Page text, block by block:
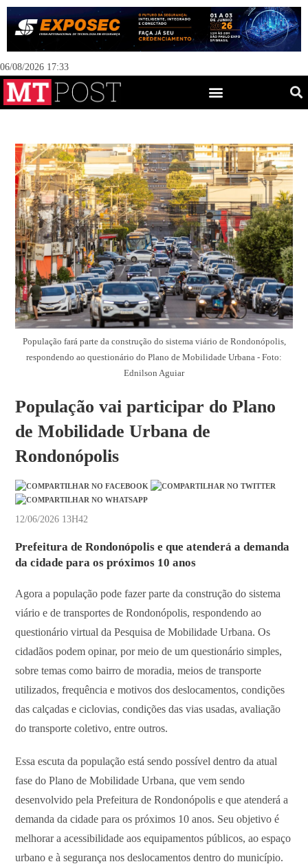
06/08/2026 17:33
População fará parte da construção do sistema viário de Rondonópolis,
respondendo ao questionário do Plano de Mobilidade Urbana - Foto:
Ednilson Aguiar
População vai participar do Plano
de Mobilidade Urbana de
Rondonópolis
12/06/2026 13H42
Prefeitura de Rondonópolis e que atenderá a demanda
da cidade para os próximos 10 anos
Agora a população pode fazer parte da construção do sistema
viário e de transportes de Rondonópolis, respondendo ao
questionário virtual da Pesquisa de Mobilidade Urbana. Os
cidadãos podem opinar, por meio de um questionário simples,
sobre temas como bairro de moradia, meios de transporte
utilizados, frequência e motivos dos deslocamentos, condições
das calçadas e ciclovias, condições das vias usadas, avaliação
do transporte coletivo, entre outros.
Essa escuta da população está sendo possível dentro da atual
fase do Plano de Mobilidade Urbana, que vem sendo
desenvolvido pela Prefeitura de Rondonópolis e que atenderá a
demanda da cidade para os próximos 10 anos. Seu objetivo é
melhorar a acessibilidade aos equipamentos públicos, ao espaço
urbano e à segurança nos deslocamentos dentro do município.